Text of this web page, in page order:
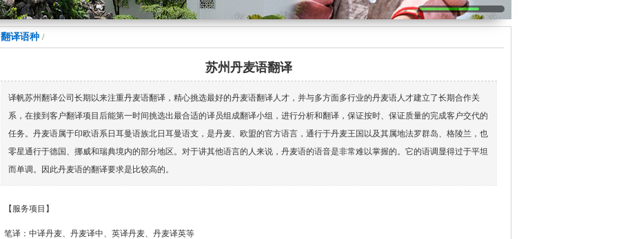
翻译语种 /
苏州丹麦语翻译
译帆苏州翻译公司长期以来注重丹麦语翻译，精心挑选最好的丹麦语翻译人才，并与多方面多行业的丹麦语人才建立了长期合作关
系，在接到客户翻译项目后能第一时间挑选出最合适的译员组成翻译小组，进行分析和翻译，保证按时、保证质量的完成客户交代的
任务。丹麦语属于印欧语系日耳曼语族北日耳曼语支，是丹麦、欧盟的官方语言，通行于丹麦王国以及其属地法罗群岛、格陵兰，也
零星通行于德国、挪威和瑞典境内的部分地区。对于讲其他语言的人来说，丹麦语的语音是非常难以掌握的。它的语调显得过于平坦
而单调。因此丹麦语的翻译要求是比较高的。
【服务项目】
笔译：中译丹麦、丹麦译中、英译丹麦、丹麦译英等